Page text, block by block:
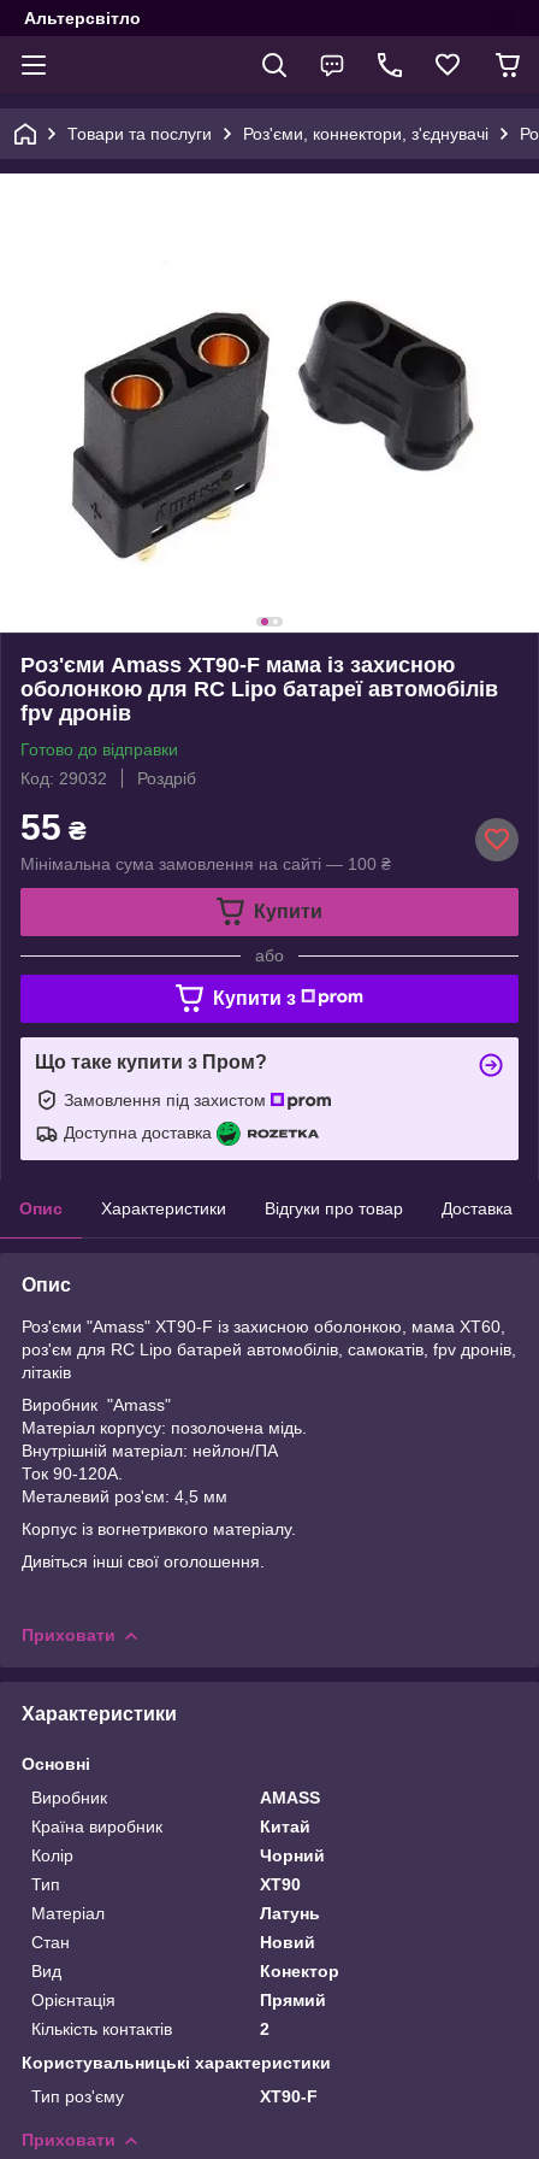
Альтерсвітло
Товари та послуги Роз'єми, коннектори, з'єднувачі
Роз'єми Amass XT90-F мама із захисною
оболонкою для RC Lipo батареї автомобілів
fpv дронів
Готово до відправки
Код: 29032
Роздріб
55 ₴
Мінімальна сума замовлення на сайті — 100 ₴
Купити
або
Купити з
Що таке купити з Пром?
Замовлення під захистом
Доступна доставка
Опис Характеристики Відгуки про товар Доставка
Опис
Роз'єми "Amass" XT90-F із захисною оболонкою, мама XT60,
роз'єм для RC Lipo батарей автомобілів, самокатів, fpv дронів,
літаків
Виробник "Amass"
Матеріал корпусу: позолочена мідь.
Внутрішній матеріал: нейлон/ПА
Ток 90-120A.
Металевий роз'єм: 4,5 мм
Корпус із вогнетривкого матеріалу.
Дивіться інші свої оголошення.
Приховати
Характеристики
Основні
Виробник
AMASS
Країна виробник
Китай
Колір
Чорний
Тип
XT90
Матеріал
Латунь
Стан
Новий
Вид
Конектор
Орієнтація
Прямий
Кількість контактів
2
Користувальницькі характеристики
Тип роз'єму
XT90-F
Приховати